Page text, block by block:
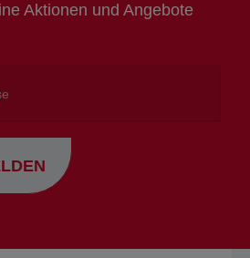
Aktionen und Angebote